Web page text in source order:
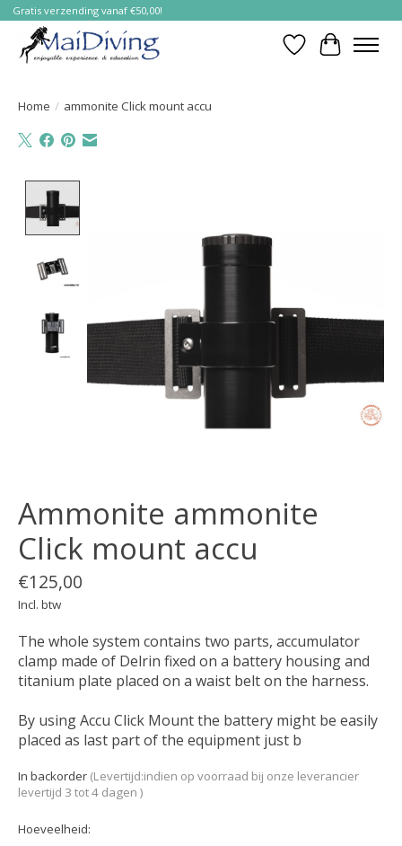
Gratis verzending vanaf €50,00!
Verlanglijst
Home / ammonite Click mount accu
Ammonite ammonite
Click mount accu
€125,00
Incl. btw
The whole system contains two parts, accumulator
clamp made of Delrin fixed on a battery housing and
titanium plate placed on a waist belt on the harness.
By using Accu Click Mount the battery might be easily
placed as last part of the equipment just b
In backorder (Levertijd:indien op voorraad bij onze leverancier
levertijd 3 tot 4 dagen )
Hoeveelheid: